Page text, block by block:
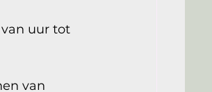
uur tot
van